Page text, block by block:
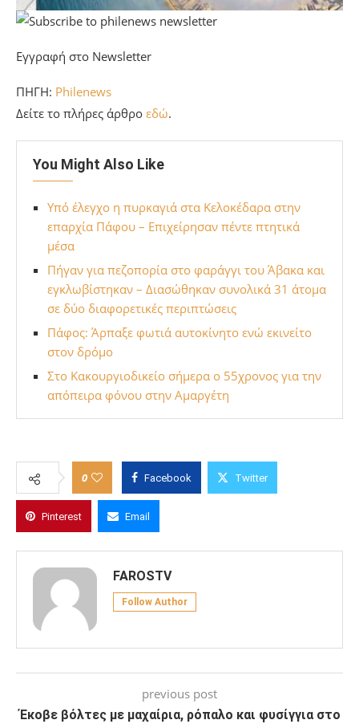
Εγγραφή στο Newsletter
ΠΗΓΗ: Philenews
Δείτε το πλήρες άρθρο εδώ.
You Might Also Like
Υπό έλεγχο η πυρκαγιά στα Κελοκέδαρα στην
επαρχία Πάφου – Επιχείρησαν πέντε πτητικά
μέσα
Πήγαν για πεζοπορία στο φαράγγι του Άβακα και
εγκλωβίστηκαν – Διασώθηκαν συνολικά 31 άτομα
σε δύο διαφορετικές περιπτώσεις
Πάφος: Άρπαξε φωτιά αυτοκίνητο ενώ εκινείτο
στον δρόμο
Στο Κακουργιοδικείο σήμερα ο 55χρονος για την
απόπειρα φόνου στην Αμαργέτη
0 Facebook Twitter
Pinterest Email
FAROSTV
Follow Author
previous post
Έκοβε βόλτες με μαχαίρια, ρόπαλο και φυσίγγια στο